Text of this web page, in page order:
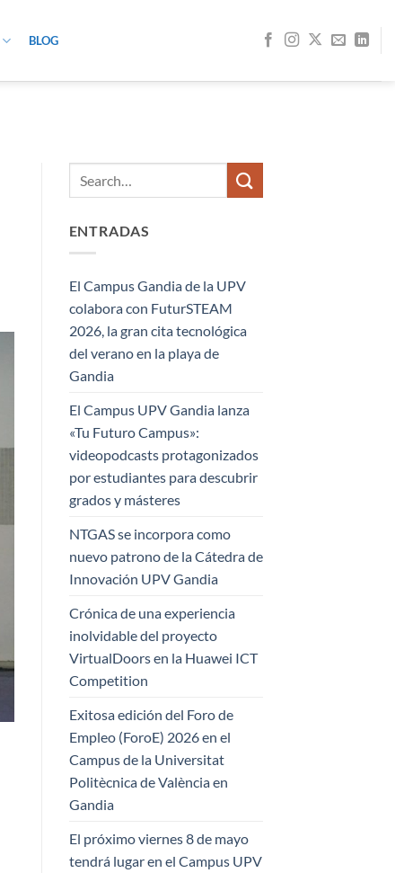
BLOG
ENTRADAS
El Campus Gandia de la UPV
colabora con FuturSTEAM
2026, la gran cita tecnológica
del verano en la playa de
Gandia
El Campus UPV Gandia lanza
«Tu Futuro Campus»:
videopodcasts protagonizados
por estudiantes para descubrir
grados y másteres
NTGAS se incorpora como
nuevo patrono de la Cátedra de
Innovación UPV Gandia
Crónica de una experiencia
inolvidable del proyecto
VirtualDoors en la Huawei ICT
Competition
Exitosa edición del Foro de
Empleo (ForoE) 2026 en el
Campus de la Universitat
Politècnica de València en
Gandia
El próximo viernes 8 de mayo
tendrá lugar en el Campus UPV